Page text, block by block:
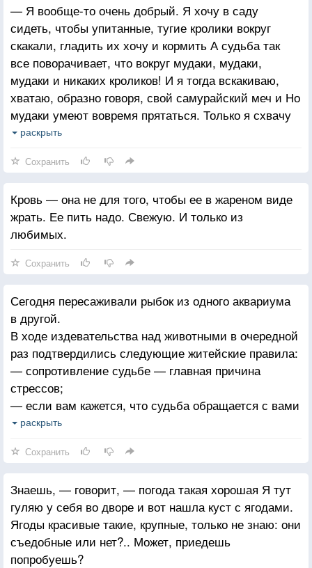
— Я вообще-то очень добрый. Я хочу в саду
сидеть, чтобы упитанные, тугие кролики вокруг
скакали, гладить их хочу и кормить А судьба так
все поворачивает, что вокруг мудаки, мудаки,
мудаки и никаких кроликов! И я тогда вскакиваю,
хватаю, образно говоря, свой самурайский меч и Но
мудаки умеют вовремя прятаться. Только я схвачу
меч, а они уже попрятались! И вот я стою, как х@#
раскрыть
Сохранить
Кровь — она не для того, чтобы ее в жареном виде
жрать. Ее пить надо. Свежую. И только из
любимых.
Сохранить
Сегодня пересаживали рыбок из одного аквариума
в другой.
В ходе издевательства над животными в очередной
раз подтвердились следующие житейские правила:
— сопротивление судьбе — главная причина
стрессов;
— если вам кажется, что судьба обращается с вами
грубо и немилосердно, это вовсе не значит, что вам
позицию;
— если увлеченно заниматься любимым делом
(например, сосать корягу), можно пропустить даже
апокалипсис.
раскрыть
Сохранить
Знаешь, — говорит, — погода такая хорошая Я тут
гуляю у себя во дворе и вот нашла куст с ягодами.
Ягоды красивые такие, крупные, только не знаю: они
съедобные или нет?.. Может, приедешь
попробуешь?